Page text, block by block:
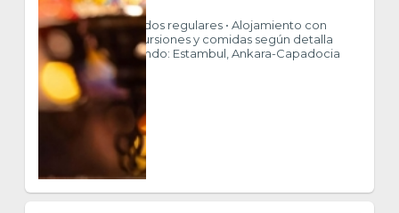
INCLUYE • Traslados regulares • Alojamiento con
Desayuno • Excursiones y comidas según detalla
itinerario • Visitando: Estambul, Ankara-Capadocia
VER MÁS